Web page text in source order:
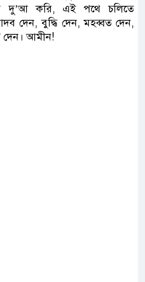
দু’আ করি, এই পথে চলিতে
দেন, বুদ্ধি দেন, মহব্বত দেন,
দেন। আমীন!